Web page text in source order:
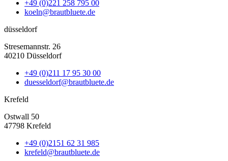
+49 (0)221 258 795 00
koeln@brautbluete.de
düsseldorf
Stresemannstr. 26
40210 Düsseldorf
+49 (0)211 17 95 30 00
duesseldorf@brautbluete.de
Krefeld
Ostwall 50
47798 Krefeld
+49 (0)2151 62 31 985
krefeld@brautbluete.de